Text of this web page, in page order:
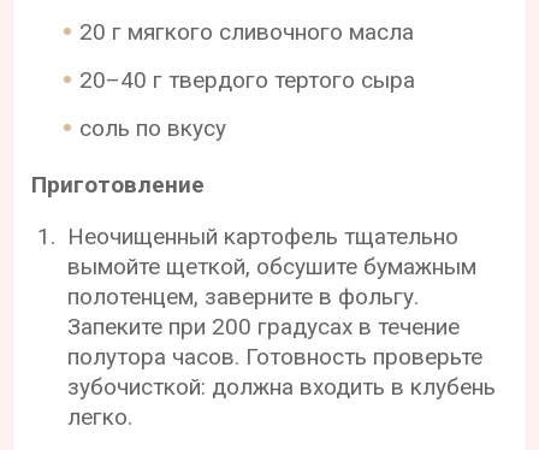
20 г мягкого сливочного масла
20–40 г твердого тертого сыра
соль по вкусу
Приготовление
Неочищенный картофель тщательно
вымойте щеткой, обсушите бумажным
полотенцем, заверните в фольгу.
Запеките при 200 градусах в течение
полутора часов. Готовность проверьте
зубочисткой: должна входить в клубень
легко.